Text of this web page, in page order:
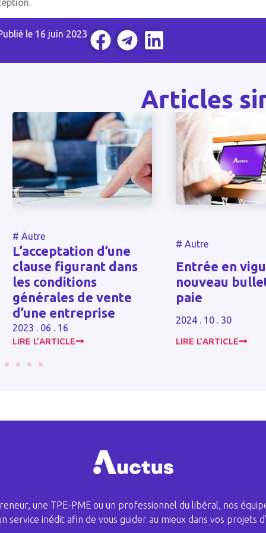
le 16 juin 2023
Articles
#
Entrée en vigueur du
nouveau bulletin de
paie
2024 . 10 . 30
LIRE L’ARTICLE
Février 2024
LIRE L’ARTICLE
une TPE-PME ou un professionnel du libéral, nos
service inédit afin de vous guider au mieux dans vos projets